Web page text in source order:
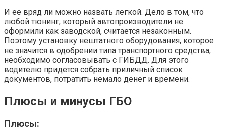
И ее вряд ли можно назвать легкой. Дело в том, что
любой тюнинг, который автопроизводители не
оформили как заводской, считается незаконным.
Поэтому установку нештатного оборудования, которое
не значится в одобрении типа транспортного средства,
необходимо согласовывать с ГИБДД. Для этого
водителю придется собрать приличный список
документов, потратить немало денег и времени.
Плюсы и минусы ГБО
Плюсы: